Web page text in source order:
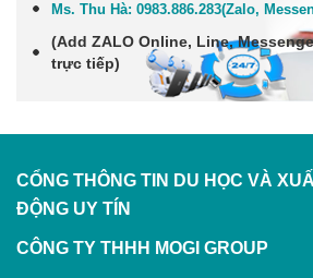
Ms. Thu Hà: 0983.886.283(Zalo, Me
(Add ZALO Online, Line,
trực tiếp)
CỔNG THÔNG TIN DU HỌC VÀ
ĐỘNG UY TÍN
CÔNG TY THHH MOGI GROUP